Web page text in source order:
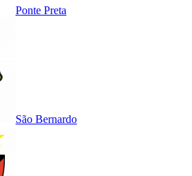
Ponte Preta
São Bernardo